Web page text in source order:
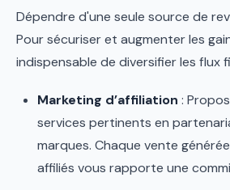
Dépendre d'une seule source de
Pour sécuriser et augmenter les
indispensable de diversifier les flux
Marketing d’affiliation :
services pertinents en
marques. Chaque vente
affiliés vous rapporte une